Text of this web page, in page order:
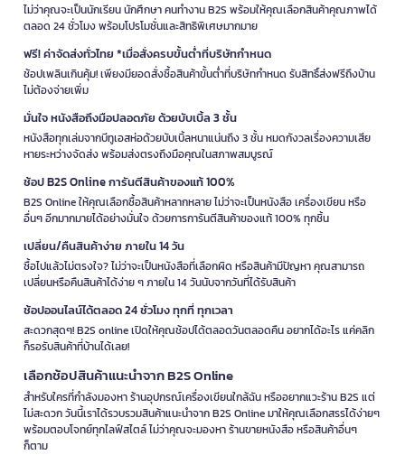
ไม่ว่าคุณจะเป็นนักเรียน นักศึกษา คนทำงาน B2S พร้อมให้คุณเลือกสินค้าคุณภาพได้
ตลอด 24 ชั่วโมง พร้อมโปรโมชั่นและสิทธิพิเศษมากมาย
ฟรี! ค่าจัดส่งทั่วไทย *เมื่อสั่งครบขั้นต่ำที่บริษัทกำหนด
ช้อปเพลินเกินคุ้ม! เพียงมียอดสั่งซื้อสินค้าขั้นต่ำที่บริษัทกำหนด รับสิทธิ์ส่งฟรีถึงบ้าน
ไม่ต้องจ่ายเพิ่ม
มั่นใจ หนังสือถึงมือปลอดภัย ด้วยบับเบิ้ล 3 ชั้น
หนังสือทุกเล่มจากบีทูเอสห่อด้วยบับเบิ้ลหนาแน่นถึง 3 ชั้น หมดกังวลเรื่องความเสีย
หายระหว่างจัดส่ง พร้อมส่งตรงถึงมือคุณในสภาพสมบูรณ์
ช้อป B2S Online การันตีสินค้าของแท้ 100%
B2S Online ให้คุณเลือกซื้อสินค้าหลากหลาย ไม่ว่าจะเป็นหนังสือ เครื่องเขียน หรือ
อื่นๆ อีกมากมายได้อย่างมั่นใจ ด้วยการการันตีสินค้าของแท้ 100% ทุกชิ้น
เปลี่ยน/คืนสินค้าง่าย ภายใน 14 วัน
ซื้อไปแล้วไม่ตรงใจ? ไม่ว่าจะเป็นหนังสือที่เลือกผิด หรือสินค้ามีปัญหา คุณสามารถ
เปลี่ยนหรือคืนสินค้าได้ง่าย ๆ ภายใน 14 วันนับจากวันที่ได้รับสินค้า
ช้อปออนไลน์ได้ตลอด 24 ชั่วโมง ทุกที่ ทุกเวลา
สะดวกสุดๆ! B2S online เปิดให้คุณช้อปได้ตลอดวันตลอดคืน อยากได้อะไร แค่คลิก
ก็รอรับสินค้าที่บ้านได้เลย!
เลือกช้อปสินค้าแนะนำจาก B2S Online
สำหรับใครที่กำลังมองหา ร้านอุปกรณ์เครื่องเขียนใกล้ฉัน หรืออยากแวะร้าน B2S แต่
ไม่สะดวก วันนี้เราได้รวบรวมสินค้าแนะนำจาก B2S Online มาให้คุณเลือกสรรได้ง่ายๆ
พร้อมตอบโจทย์ทุกไลฟ์สไตล์ ไม่ว่าคุณจะมองหา ร้านขายหนังสือ หรือสินค้าอื่นๆ
ก็ตาม